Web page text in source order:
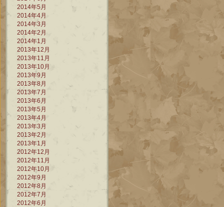
2014年5月
2014年4月
2014年3月
2014年2月
2014年1月
2013年12月
2013年11月
2013年10月
2013年9月
2013年8月
2013年7月
2013年6月
2013年5月
2013年4月
2013年3月
2013年2月
2013年1月
2012年12月
2012年11月
2012年10月
2012年9月
2012年8月
2012年7月
2012年6月